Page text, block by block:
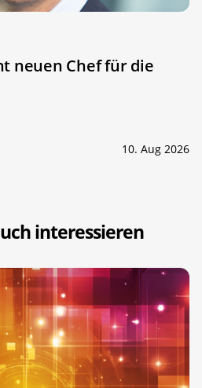
neuen Chef für die
10. Aug 2026
interessieren